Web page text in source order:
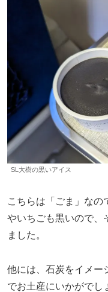
SL大樹の黒いアイス
こちらは「ごま」なの
やいちごも黒いので、
ました。
他には、石炭をイメー
でお土産にいかがでし